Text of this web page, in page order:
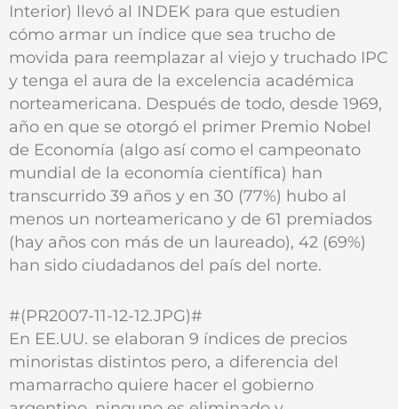
Interior) llevó al INDEK para que estudien
cómo armar un índice que sea trucho de
movida para reemplazar al viejo y truchado IPC
y tenga el aura de la excelencia académica
norteamericana. Después de todo, desde 1969,
año en que se otorgó el primer Premio Nobel
de Economía (algo así como el campeonato
mundial de la economía científica) han
transcurrido 39 años y en 30 (77%) hubo al
menos un norteamericano y de 61 premiados
(hay años con más de un laureado), 42 (69%)
han sido ciudadanos del país del norte.
#(PR2007-11-12-12.JPG)#
En EE.UU. se elaboran 9 índices de precios
minoristas distintos pero, a diferencia del
mamarracho quiere hacer el gobierno